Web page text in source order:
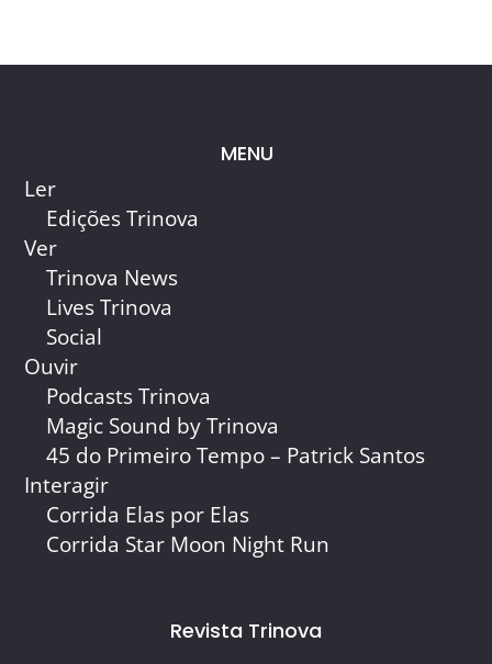
MENU
Ler
Edições Trinova
Ver
Trinova News
Lives Trinova
Social
Ouvir
Podcasts Trinova
Magic Sound by Trinova
45 do Primeiro Tempo – Patrick Santos
Interagir
Corrida Elas por Elas
Corrida Star Moon Night Run
Revista Trinova